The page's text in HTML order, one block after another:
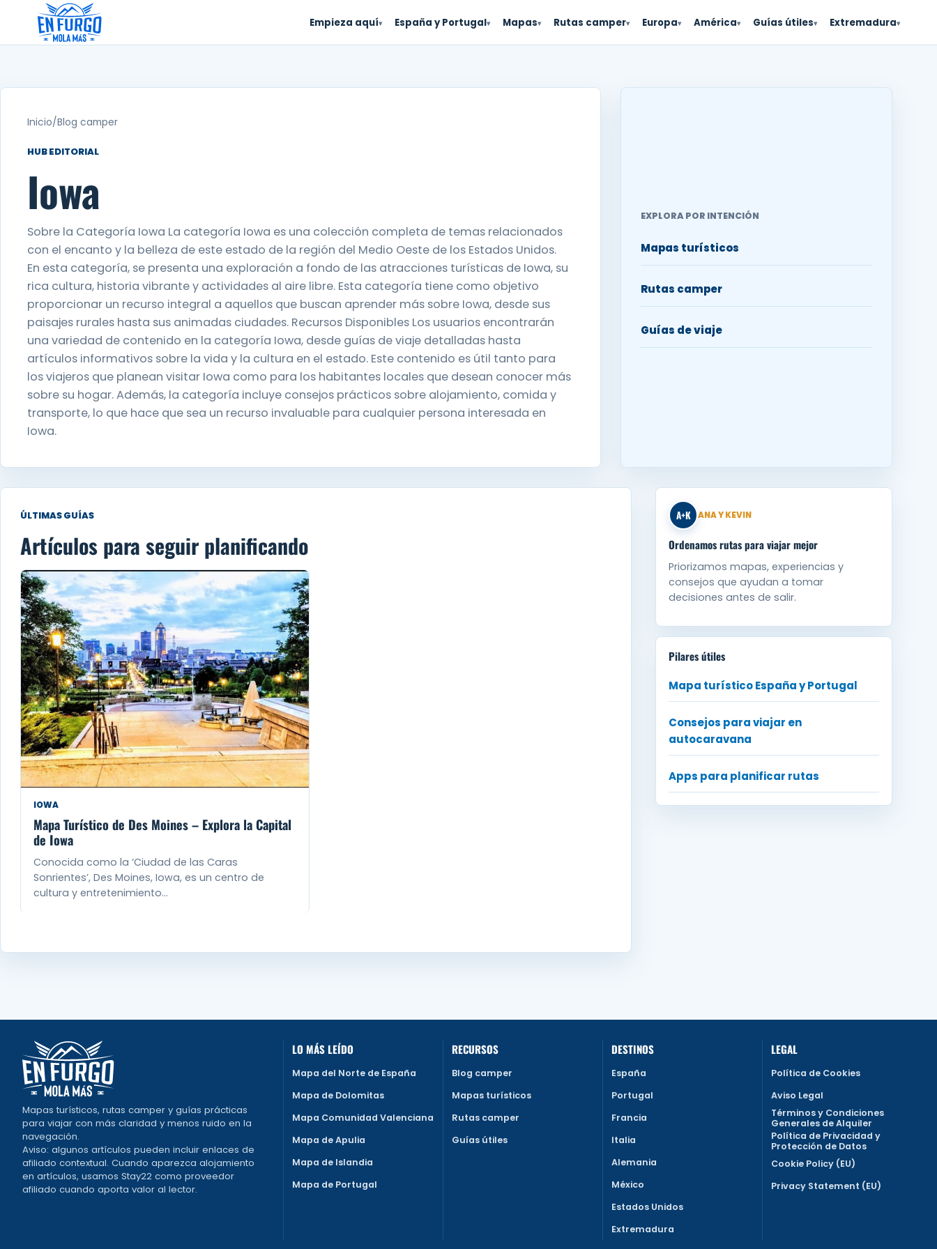
contenido
Empieza aquí▾ España y Portugal▾ Mapas▾ Rutas camper▾ Europa▾ América▾ Guías útiles▾ Extremadura▾
Inicio/Blog camper
HUB EDITORIAL
Iowa
Sobre la Categoría Iowa La categoría Iowa es una colección completa de temas relacionados
con el encanto y la belleza de este estado de la región del Medio Oeste de los Estados Unidos.
En esta categoría, se presenta una exploración a fondo de las atracciones turísticas de Iowa, su
rica cultura, historia vibrante y actividades al aire libre. Esta categoría tiene como objetivo
proporcionar un recurso integral a aquellos que buscan aprender más sobre Iowa, desde sus
paisajes rurales hasta sus animadas ciudades. Recursos Disponibles Los usuarios encontrarán
una variedad de contenido en la categoría Iowa, desde guías de viaje detalladas hasta
artículos informativos sobre la vida y la cultura en el estado. Este contenido es útil tanto para
los viajeros que planean visitar Iowa como para los habitantes locales que desean conocer más
sobre su hogar. Además, la categoría incluye consejos prácticos sobre alojamiento, comida y
transporte, lo que hace que sea un recurso invaluable para cualquier persona interesada en
Iowa.
EXPLORA POR INTENCIÓN
Mapas turísticos
Rutas camper
Guías de viaje
ÚLTIMAS GUÍAS
Artículos para seguir planificando
IOWA
Mapa Turístico de Des Moines – Explora la Capital
de Iowa
Conocida como la ‘Ciudad de las Caras
Sonrientes’, Des Moines, Iowa, es un centro de
cultura y entretenimiento…
A+K ANA Y KEVIN
Ordenamos rutas para viajar mejor
Priorizamos mapas, experiencias y
consejos que ayudan a tomar
decisiones antes de salir.
Pilares útiles
Mapa turístico España y Portugal
Consejos para viajar en
autocaravana
Apps para planificar rutas
Mapas turísticos, rutas camper y guías prácticas
para viajar con más claridad y menos ruido en la
navegación.
Aviso: algunos artículos pueden incluir enlaces de
afiliado contextual. Cuando aparezca alojamiento
en artículos, usamos Stay22 como proveedor
afiliado cuando aporta valor al lector.
LO MÁS LEÍDO
Mapa del Norte de España
Mapa de Dolomitas
Mapa Comunidad Valenciana
Mapa de Apulia
Mapa de Islandia
Mapa de Portugal
RECURSOS
Blog camper
Mapas turísticos
Rutas camper
Guías útiles
DESTINOS
España
Portugal
Francia
Italia
Alemania
México
Estados Unidos
Extremadura
LEGAL
Política de Cookies
Aviso Legal
Términos y Condiciones
Generales de Alquiler
Política de Privacidad y
Protección de Datos
Cookie Policy (EU)
Privacy Statement (EU)